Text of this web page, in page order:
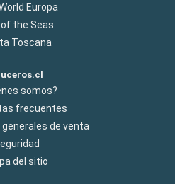
Europa
of the Seas
Toscana
somos?
frecuentes
de venta
del sitio